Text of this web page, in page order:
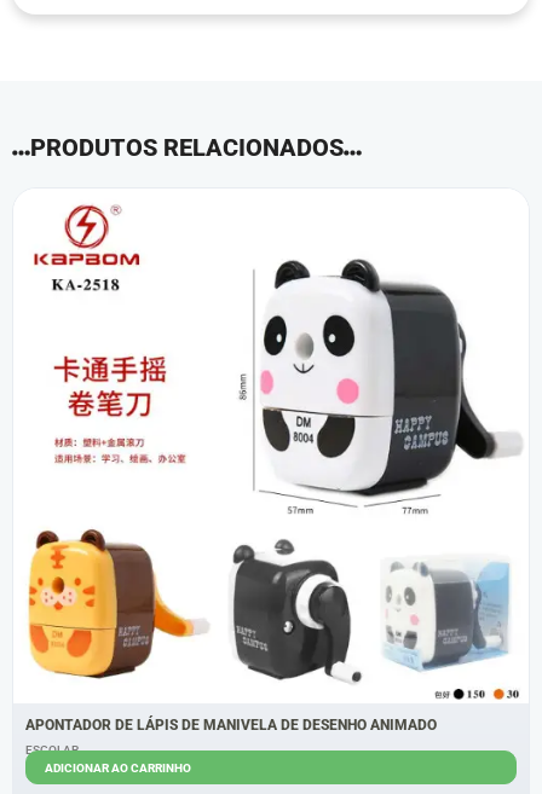
PRODUTOS RELACIONADOS
APONTADOR DE LÁPIS DE MANIVELA DE DESENHO ANIMADO
ESCOLAR
ADICIONAR AO CARRINHO